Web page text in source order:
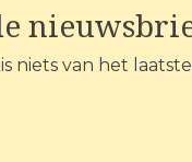
niets van het